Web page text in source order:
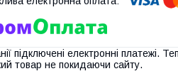
підключені електронні платежі.
товар не покидаючи сайту.